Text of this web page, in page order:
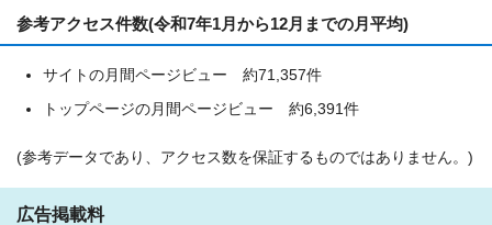
参考アクセス件数(令和7年1月から12月までの月平均)
サイトの月間ページビュー 約71,357件
トップページの月間ページビュー 約6,391件
(参考データであり、アクセス数を保証するものではありません。)
広告掲載料